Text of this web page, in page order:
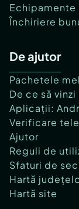
Echipamente
Închiriere
De ajutor
Pachetele
De ce să
Aplicații:
Verificare
Ajutor
Reguli de
Sfaturi de
Hartă
Hartă site